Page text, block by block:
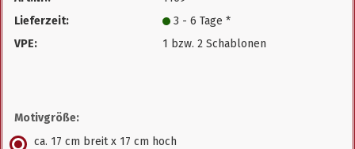
Lieferzeit:
3 - 6 Tage *
VPE:
1 bzw. 2 Schablonen
Motivgröße:
ca. 17 cm breit x 17 cm hoch